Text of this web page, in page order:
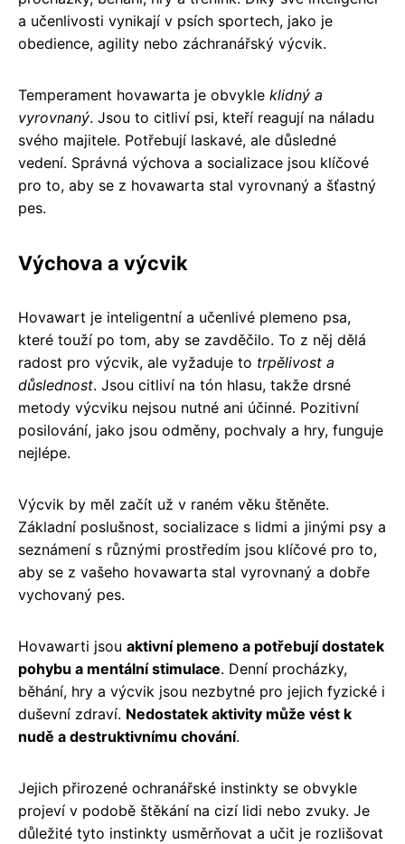
a učenlivosti vynikají v psích sportech, jako je
obedience, agility nebo záchranářský výcvik.
Temperament hovawarta je obvykle klidný a
vyrovnaný. Jsou to citliví psi, kteří reagují na náladu
svého majitele. Potřebují laskavé, ale důsledné
vedení. Správná výchova a socializace jsou klíčové
pro to, aby se z hovawarta stal vyrovnaný a šťastný
pes.
Výchova a výcvik
Hovawart je inteligentní a učenlivé plemeno psa,
které touží po tom, aby se zavděčilo. To z něj dělá
radost pro výcvik, ale vyžaduje to trpělivost a
důslednost. Jsou citliví na tón hlasu, takže drsné
metody výcviku nejsou nutné ani účinné. Pozitivní
posilování, jako jsou odměny, pochvaly a hry, funguje
nejlépe.
Výcvik by měl začít už v raném věku štěněte.
Základní poslušnost, socializace s lidmi a jinými psy a
seznámení s různými prostředím jsou klíčové pro to,
aby se z vašeho hovawarta stal vyrovnaný a dobře
vychovaný pes.
Hovawarti jsou aktivní plemeno a potřebují dostatek
pohybu a mentální stimulace. Denní procházky,
běhání, hry a výcvik jsou nezbytné pro jejich fyzické i
duševní zdraví. Nedostatek aktivity může vést k
nudě a destruktivnímu chování.
Jejich přirozené ochranářské instinkty se obvykle
projeví v podobě štěkání na cizí lidi nebo zvuky. Je
důležité tyto instinkty usměrňovat a učit je rozlišovat